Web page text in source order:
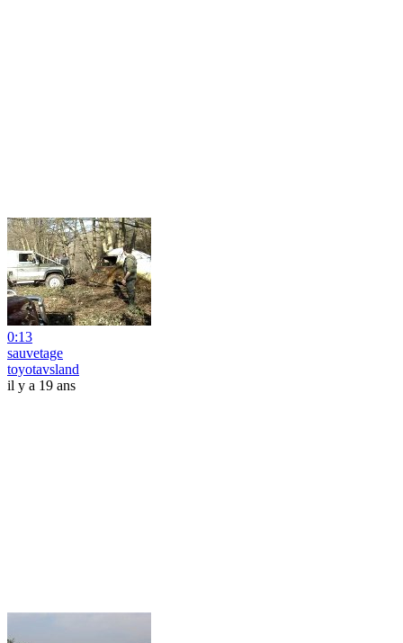
0:13
sauvetage
toyotavsland
il y a 19 ans